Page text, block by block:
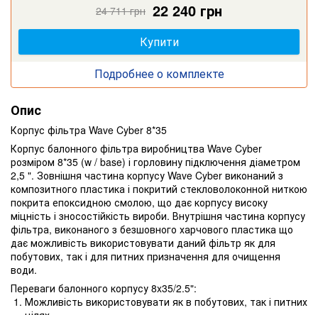
24 711 грн 22 240 грн
Купити
19 383 грн 17 445 грн
Купити
Подробнее о комплекте
Опис
Корпус фільтра Wave Cyber 8*35
Корпус балонного фільтра виробництва Wave Cyber ​​
розміром 8*35 (w / base) і горловину підключення діаметром
2,5 ". Зовнішня частина корпусу Wave Cyber ​​виконаний з
композитного пластика і покритий стекловолоконной ниткою
покрита епоксидною смолою, що дає корпусу високу
міцність і зносостійкість вироби. Внутрішня частина корпусу
фільтра, виконаного з безшовного харчового пластика що
дає можливість використовувати даний фільтр як для
побутових, так і для питних призначення для очищення
води.
Переваги балонного корпусу 8x35/2.5":
Можливість використовувати як в побутових, так і питних